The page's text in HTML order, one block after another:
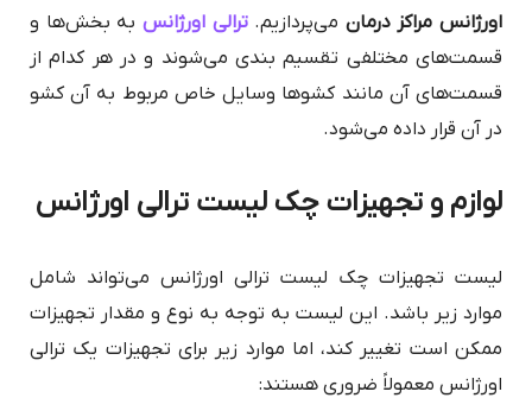
اورژانس مراکز درمان می‌پردازیم.ترالی اورژانس به بخش‌ها و
قسمت‌های مختلفی تقسیم بندی می‌شوند و در هر کدام از
قسمت‌های آن مانند کشوها وسایل خاص مربوط به آن کشو
در آن قرار داده می‌شود.
لوازم و تجهیزات چک لیست ترالی اورژانس
لیست تجهیزات چک لیست ترالی اورژانس می‌تواند شامل
موارد زیر باشد. این لیست به توجه به نوع و مقدار تجهیزات
ممکن است تغییر کند، اما موارد زیر برای تجهیزات یک ترالی
اورژانس معمولاً ضروری هستند: